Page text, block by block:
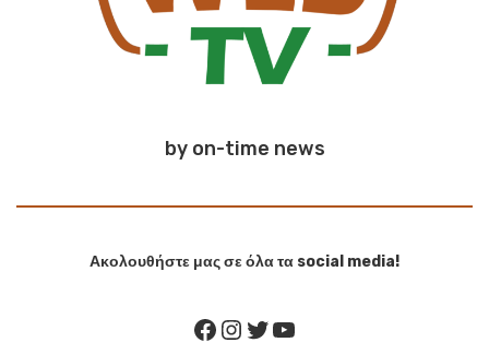
by on-time news
Ακολουθήστε μας σε όλα τα social media!